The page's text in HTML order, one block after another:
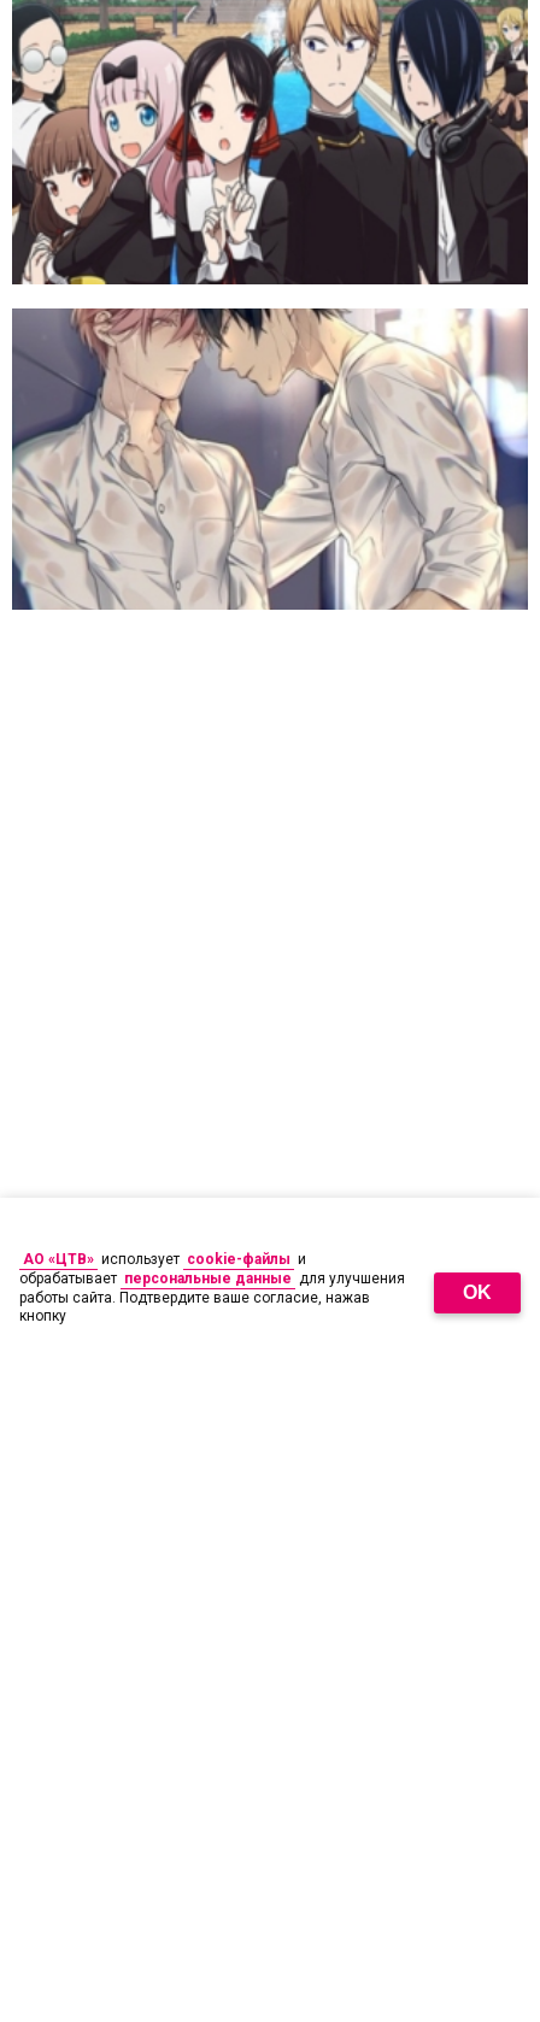
АО «ЦТВ» использует cookie-файлы и
обрабатывает персональные данные для улучшения
работы сайта. Подтвердите ваше согласие, нажав
кнопку
OK